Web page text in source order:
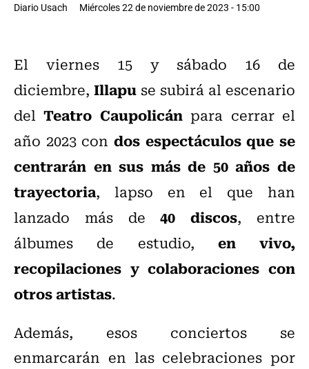
Diario Usach Miércoles 22 de noviembre de 2023 - 15:00
El viernes 15 y sábado 16 de
diciembre, Illapuse subirá al escenario
delTeatro Caupolicánpara cerrar el
año 2023 con dos espectáculos que se
centrarán en sus más de 50 años de
trayectoria, lapso en el que han
lanzado más de40 discos, entre
álbumes de estudio, en vivo,
recopilaciones y colaboraciones con
otros artistas.
Además, esos conciertos se
enmarcarán en las celebraciones por